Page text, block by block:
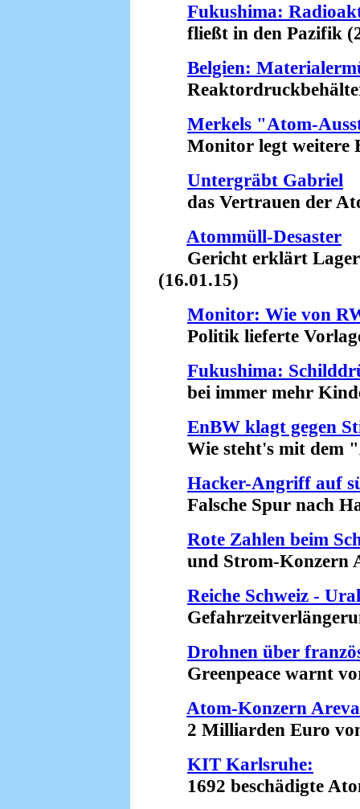
Fukushima:
fließt in den Pazifik
Belgien:
Merkels "Atom-
Monitor legt weitere
Untergräbt Gabriel
das Vertrauen der
Atommüll-Desaster
Gericht erklärt Lager
(16.01.15)
Monitor: Wie von
Politik lieferte
Fukushima:
bei immer mehr
EnBW klagt gegen
Wie steht's mit dem
Hacker-Angriff auf
Falsche Spur nach
Rote Zahlen beim
und Strom-Konzern
Reiche Schweiz -
Drohnen über
Greenpeace warnt
Atom-Konzern
2 Milliarden Euro von
KIT Karlsruhe:
1692 beschädigte